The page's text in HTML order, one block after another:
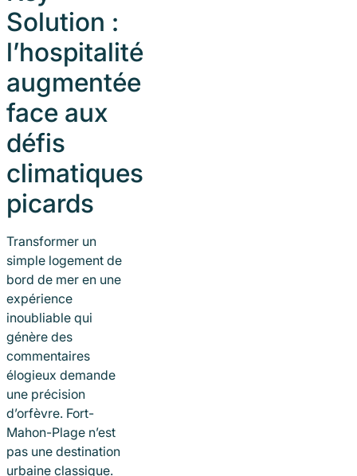
Solution :
l’hospitalité
augmentée
face aux
défis
climatiques
picards
Transformer un
simple logement de
bord de mer en une
expérience
inoubliable qui
génère des
commentaires
élogieux demande
une précision
d’orfèvre. Fort-
Mahon-Plage n’est
pas une destination
urbaine classique.